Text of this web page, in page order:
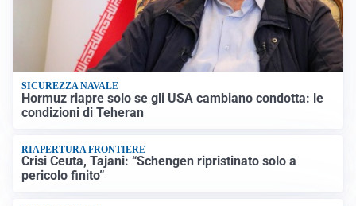
SICUREZZA NAVALE
Hormuz riapre solo se gli USA cambiano condotta: le
condizioni di Teheran
RIAPERTURA FRONTIERE
Crisi Ceuta, Tajani: “Schengen ripristinato solo a
pericolo finito”